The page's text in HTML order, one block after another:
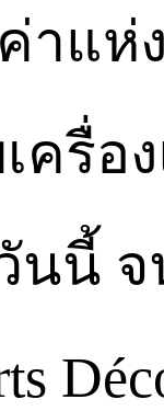
าแห่
ครื่อ
นนี้